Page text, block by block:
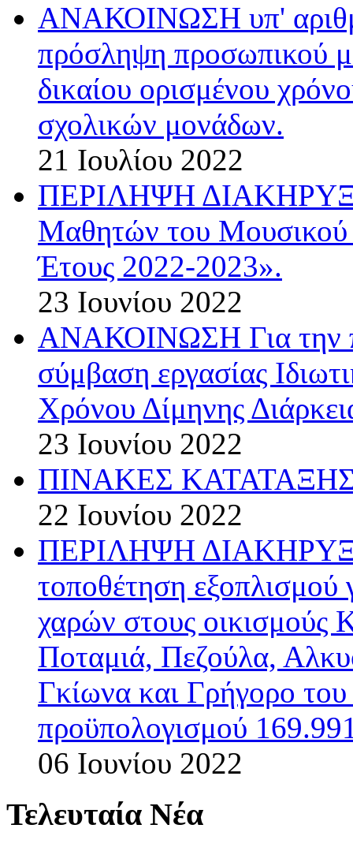
ΑΝΑΚΟΙΝΩΣΗ υπ'
πρόσληψη προσωπικού
δικαίου ορισμένου
σχολικών μονάδων.
21 Ιουλίου 2022
ΠΕΡΙΛΗΨΗ
Μαθητών του Μουσικού
Έτους 2022-2023».
23 Ιουνίου 2022
ΑΝΑΚΟΙΝΩΣΗ Για την
σύμβαση εργασίας
Χρόνου Δίμηνης
23 Ιουνίου 2022
ΠΙΝΑΚΕΣ
22 Ιουνίου 2022
ΠΕΡΙΛΗΨΗ
τοποθέτηση εξοπλισμού
χαρών στους
Ποταμιά, Πεζούλα,
Γκίωνα και Γρήγορο
προϋπολογισμού
06 Ιουνίου 2022
Τελευταία Νέα